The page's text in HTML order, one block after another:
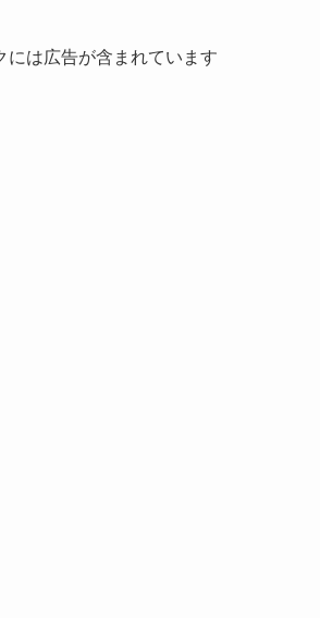
には広告が含まれています